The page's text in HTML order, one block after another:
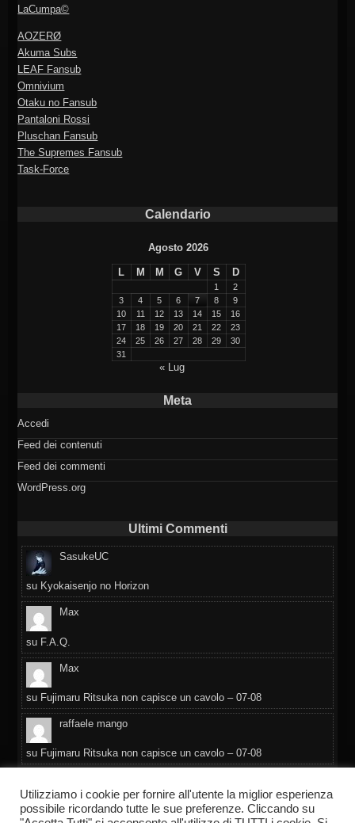
LaCumpa©
AOZERØ
Akuma Subs
LEAF Fansub
Omnivium
Otaku no Fansub
Pantaloni Rossi
Pluschan Fansub
The Supremes Fansub
Task-Force
Calendario
Agosto 2026
L M M G V S D
1
2
3
4 5 6 7 8
9
10
11 12 13 14 15
16
17
18 19 20 21 22
23
24
25 26 27 28 29
30
31
« Lug
Meta
Accedi
Feed dei contenuti
Feed dei commenti
WordPress.org
Ultimi Commenti
SasukeUC
su Kyokaisenjo no Horizon
Max
su F.A.Q.
Max
su Fujimaru Ritsuka non capisce un cavolo – 07-08
raffaele mango
su Fujimaru Ritsuka non capisce un cavolo – 07-08
suF.A.Q.
Utilizziamo i cookie per fornire all'utente la miglior esperienza
possibile ricordando tutte le sue preferenze. Cliccando su